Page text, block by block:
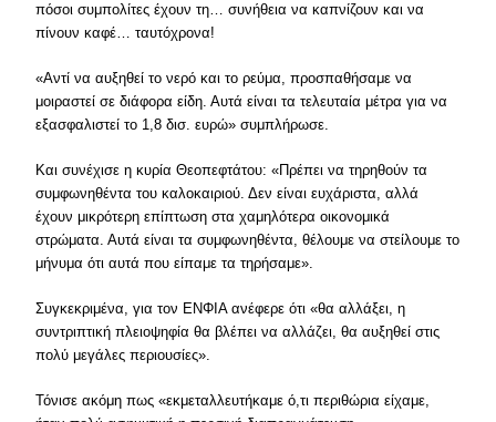
πόσοι συμπολίτες έχουν τη… συνήθεια να καπνίζουν και να
πίνουν καφέ… ταυτόχρονα!
«Αντί να αυξηθεί το νερό και το ρεύμα, προσπαθήσαμε να
μοιραστεί σε διάφορα είδη. Αυτά είναι τα τελευταία μέτρα για να
εξασφαλιστεί το 1,8 δισ. ευρώ» συμπλήρωσε.
Και συνέχισε η κυρία Θεοπεφτάτου: «Πρέπει να τηρηθούν τα
συμφωνηθέντα του καλοκαιριού. Δεν είναι ευχάριστα, αλλά
έχουν μικρότερη επίπτωση στα χαμηλότερα οικονομικά
στρώματα. Αυτά είναι τα συμφωνηθέντα, θέλουμε να στείλουμε το
μήνυμα ότι αυτά που είπαμε τα τηρήσαμε».
Συγκεκριμένα, για τον ΕΝΦΙΑ ανέφερε ότι «θα αλλάξει, η
συντριπτική πλειοψηφία θα βλέπει να αλλάζει, θα αυξηθεί στις
πολύ μεγάλες περιουσίες».
Τόνισε ακόμη πως «εκμεταλλευτήκαμε ό,τι περιθώρια είχαμε,